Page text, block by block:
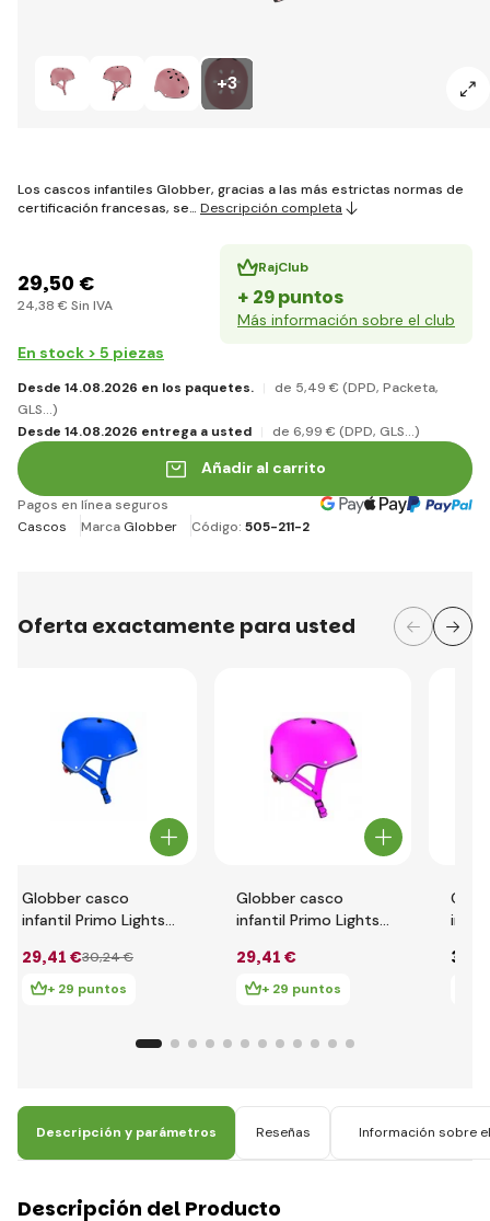
+3
Los cascos infantiles Globber, gracias a las más estrictas normas de
certificación francesas, se… Descripción completa
29,50 €
24,38 € Sin IVA
RajClub
+ 29 puntos
Más información sobre el club
En stock > 5 piezas
Desde 14.08.2026 en los paquetes. de 5,49 € (DPD, Packeta,
GLS...)
Desde 14.08.2026 entrega a usted
de 6,99 € (DPD, GLS...)
Añadir al carrito
Pagos en línea seguros
Cascos
Marca Globber Código: 505-211-2
Oferta exactamente para usted
Globber casco
infantil Primo Lights
Azul Marino
29,41 €30,24 €
+ 29 puntos
Globber casco
infantil Primo Lights
Fucsia
29,41 €
+ 29 puntos
34
Descripción y parámetros Reseñas Información sobre
Descripción del Producto